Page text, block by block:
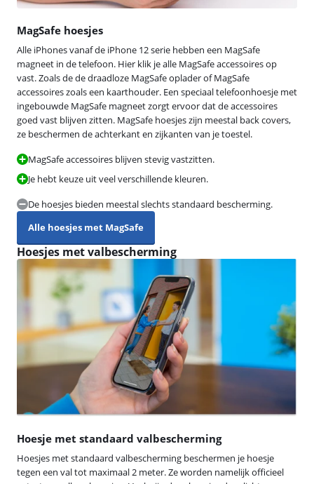
MagSafe hoesjes
Alle iPhones vanaf de iPhone 12 serie hebben een MagSafe
magneet in de telefoon. Hier klik je alle MagSafe accessoires op
vast. Zoals de de draadloze MagSafe oplader of MagSafe
accessoires zoals een kaarthouder. Een speciaal telefoonhoesje met
ingebouwde MagSafe magneet zorgt ervoor dat de accessoires
goed vast blijven zitten. MagSafe hoesjes zijn meestal back covers,
ze beschermen de achterkant en zijkanten van je toestel.
MagSafe accessoires blijven stevig vastzitten.
Je hebt keuze uit veel verschillende kleuren.
De hoesjes bieden meestal slechts standaard bescherming.
Alle hoesjes met MagSafe
Hoesjes met valbescherming
Hoesje met standaard valbescherming
Hoesjes met standaard valbescherming beschermen je hoesje
tegen een val tot maximaal 2 meter. Ze worden namelijk officieel